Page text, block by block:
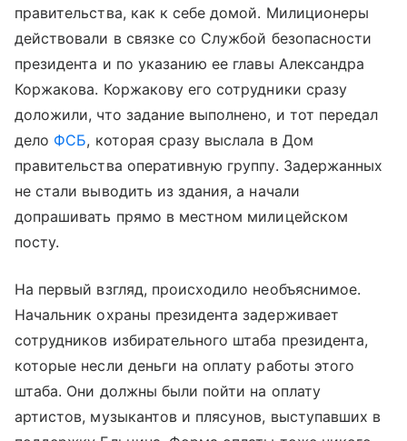
правительства, как к себе домой. Милиционеры
действовали в связке со Службой безопасности
президента и по указанию ее главы Александра
Коржакова. Коржакову его сотрудники сразу
доложили, что задание выполнено, и тот передал
дело ФСБ, которая сразу выслала в Дом
правительства оперативную группу. Задержанных
не стали выводить из здания, а начали
допрашивать прямо в местном милицейском
посту.
На первый взгляд, происходило необъяснимое.
Начальник охраны президента задерживает
сотрудников избирательного штаба президента,
которые несли деньги на оплату работы этого
штаба. Они должны были пойти на оплату
артистов, музыкантов и плясунов, выступавших в